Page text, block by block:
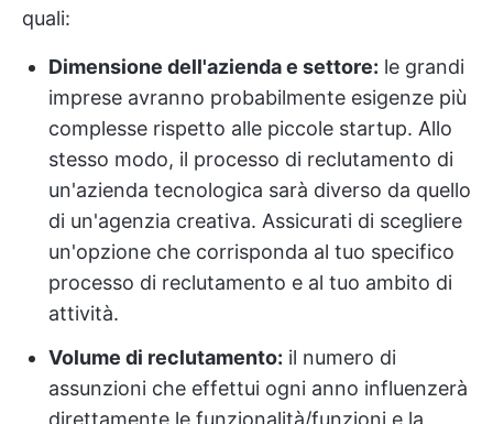
quali:
Dimensione dell'azienda e settore: le grandi
imprese avranno probabilmente esigenze più
complesse rispetto alle piccole startup. Allo
stesso modo, il processo di reclutamento di
un'azienda tecnologica sarà diverso da quello
di un'agenzia creativa. Assicurati di scegliere
un'opzione che corrisponda al tuo specifico
processo di reclutamento e al tuo ambito di
attività.
Volume di reclutamento: il numero di
assunzioni che effettui ogni anno influenzerà
direttamente le funzionalità/funzioni e la